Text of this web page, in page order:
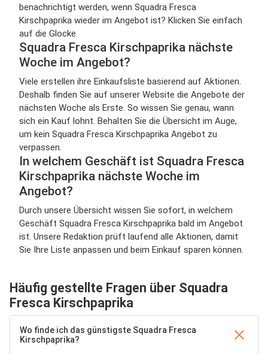
benachrichtigt werden, wenn Squadra Fresca
Kirschpaprika wieder im Angebot ist? Klicken Sie einfach
auf die Glocke.
Squadra Fresca Kirschpaprika nächste
Woche im Angebot?
Viele erstellen ihre Einkaufsliste basierend auf Aktionen.
Deshalb finden Sie auf unserer Website die Angebote der
nächsten Woche als Erste. So wissen Sie genau, wann
sich ein Kauf lohnt. Behalten Sie die Übersicht im Auge,
um kein Squadra Fresca Kirschpaprika Angebot zu
verpassen.
In welchem Geschäft ist Squadra Fresca
Kirschpaprika nächste Woche im
Angebot?
Durch unsere Übersicht wissen Sie sofort, in welchem
Geschäft Squadra Fresca Kirschpaprika bald im Angebot
ist. Unsere Redaktion prüft laufend alle Aktionen, damit
Sie Ihre Liste anpassen und beim Einkauf sparen können.
Häufig gestellte Fragen über Squadra
Fresca Kirschpaprika
Wo finde ich das günstigste Squadra Fresca
Kirschpaprika?